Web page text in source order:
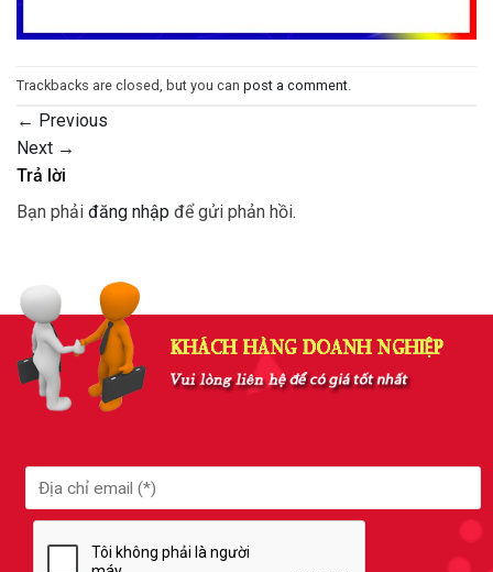
Trackbacks are closed, but you can post a comment
← Previous
Next →
Trả lời
Bạn phải đăng nhập để gửi phản hồi.